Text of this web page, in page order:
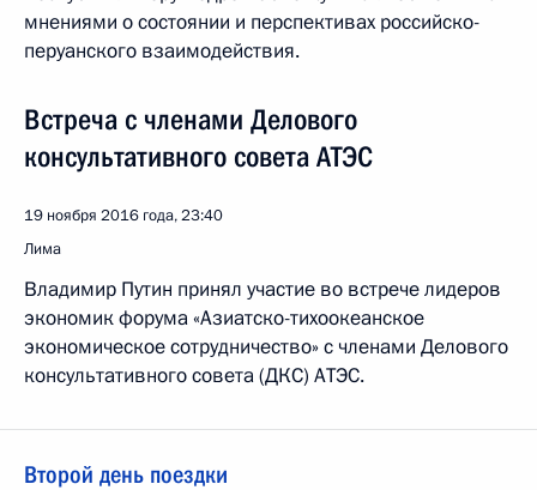
мнениями о состоянии и перспективах российско-
перуанского взаимодействия.
Встреча с членами Делового
консультативного совета АТЭС
19 ноября 2016 года, 23:40
Лима
Владимир Путин принял участие во встрече лидеров
экономик форума «Азиатско-тихоокеанское
экономическое сотрудничество» с членами Делового
консультативного совета (ДКС) АТЭС.
Второй день поездки